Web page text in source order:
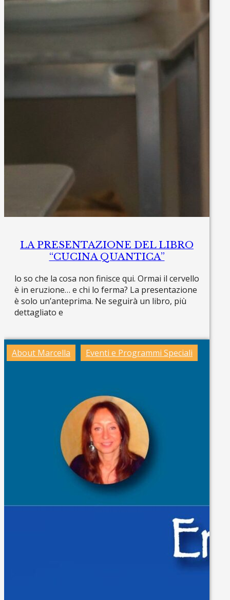
LA PRESENTAZIONE DEL LIBRO
“CUCINA QUANTICA”
lo so che la cosa non finisce qui. Ormai il cervello
è in eruzione… e chi lo ferma? La presentazione
è solo un’anteprima. Ne seguirà un libro, più
dettagliato e
About Marcella Eventi e Programmi Speciali